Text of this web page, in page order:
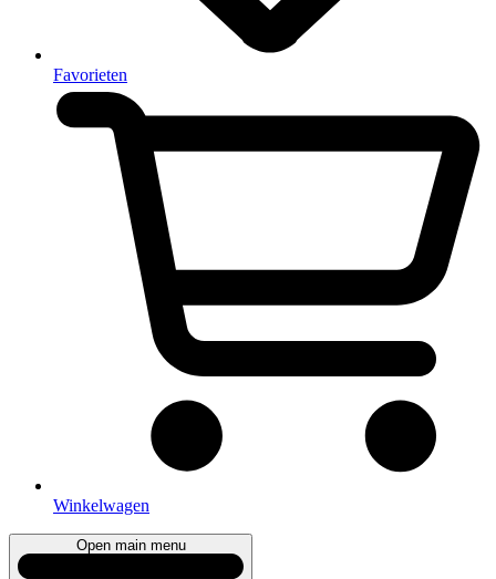
Favorieten
Winkelwagen
Open main menu